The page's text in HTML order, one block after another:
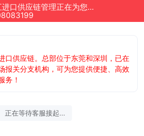
融汇进口供应链管理正在为您服务
口供应链。总部位于东莞和深圳，已在
报关分支机构，可为您提供便捷、高效
务！
正在等待客服接起...